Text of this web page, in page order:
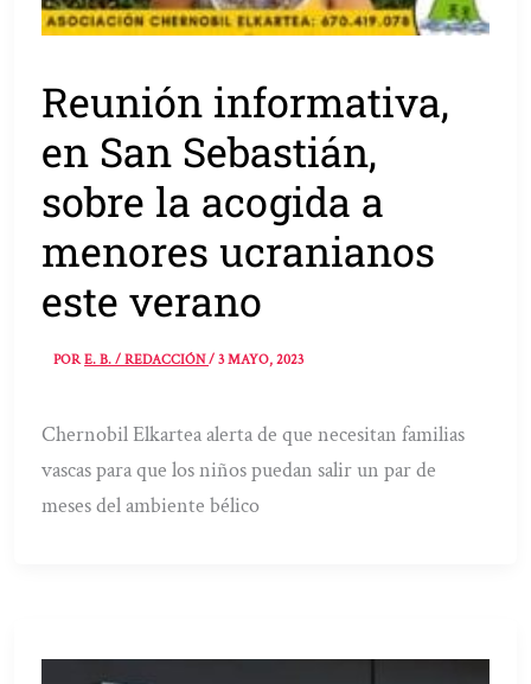
Reunión informativa,
en San Sebastián,
sobre la acogida a
menores ucranianos
este verano
PORE. B. / REDACCIÓN/3 MAYO, 2023
Chernobil Elkartea alerta de que necesitan familias
vascas para que los niños puedan salir un par de
meses del ambiente bélico